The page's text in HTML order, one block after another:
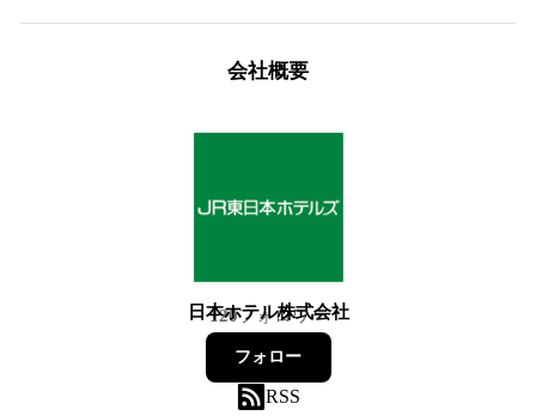
会社概要
日本ホテル株式会社
120フォロワー
フォロー
RSS